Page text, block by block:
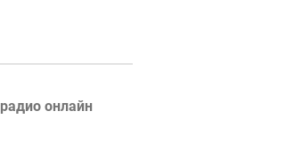
радио онлайн